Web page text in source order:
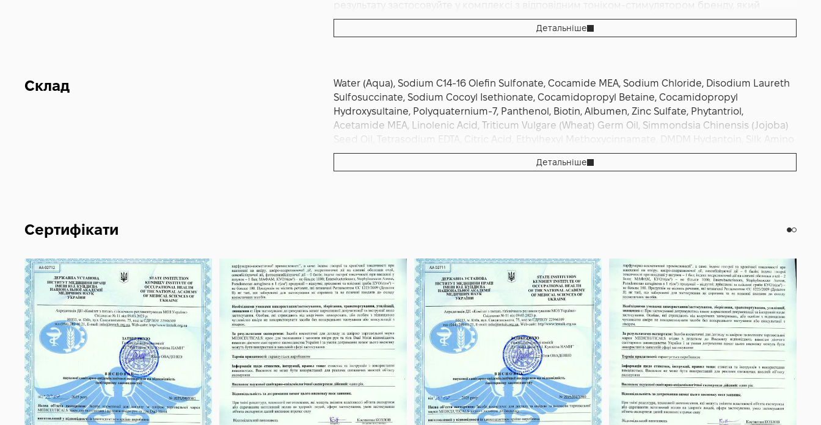
результату застосовуйте у комплексі з відповідним тоніком‑стимулятором бренду, який
наносять двічі на день на чисту шкіру голови. Засіб підходить для тривалого використання та
може стати основним шампунем у вашій системі догляду.
Детальніше
Склад
Water (Aqua), Sodium C14-16 Olefin Sulfonate, Cocamide MEA, Sodium Chloride, Disodium Laureth
Sulfosuccinate, Sodium Cocoyl Isethionate, Cocamidopropyl Betaine, Cocamidopropyl
Hydroxysultaine, Polyquaternium-7, Panthenol, Biotin, Albumen, Zinc Sulfate, Phytantriol,
Acetamide MEA, Linolenic Acid, Triticum Vulgare (Wheat) Germ Oil, Simmondsia Chinensis (Jojoba)
Seed Oil, Tetrasodium EDTA, Citric Acid, Ethylhexyl Methoxycinnamate, DMDM Hydantoin, Silk Amino
Acids, Methyl Nicotinate, Tocopheryl Nicotinate, Ethyl Nicotinate, Tocopheryl Acetate, Serenoa
Serrulata Fruit Extract, Dioscorea Villosa (Wild Yam) Root Extract, Angelica Polymorpha Sinensis Root
Детальніше
Сертифікати